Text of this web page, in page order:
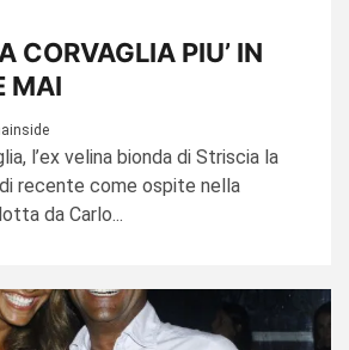
CORVAGLIA PIU’ IN
MAI
l’ex velina bionda di Striscia la
recente come ospite nella
da Carlo...